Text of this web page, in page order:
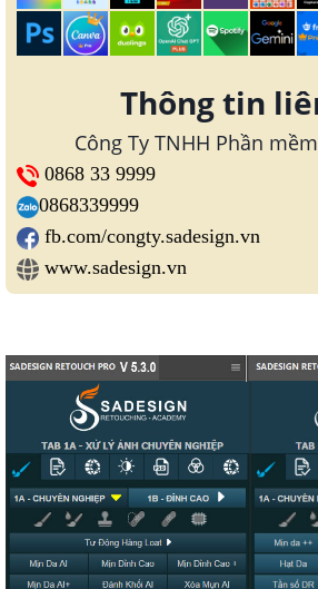
Thông tin
Công Ty TNHH Phần mềm
0868 33 9999
0868339999
fb.com/congty.sadesign.vn
www.sadesign.vn